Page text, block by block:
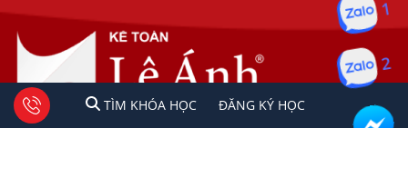
Copyright © 2023 Kế Toán Lê Ánh. All rights reserved
TÌM KHÓA HỌC ĐĂNG KÍ HỌC
1 2 Tư vấn facebook
TÌM KHÓA HỌC ĐĂNG KÝ HỌC
1
2